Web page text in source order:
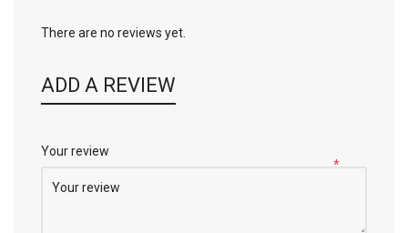
There are no reviews yet.
ADD A REVIEW
Your review
*